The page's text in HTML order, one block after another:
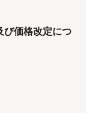
び価格改定につ